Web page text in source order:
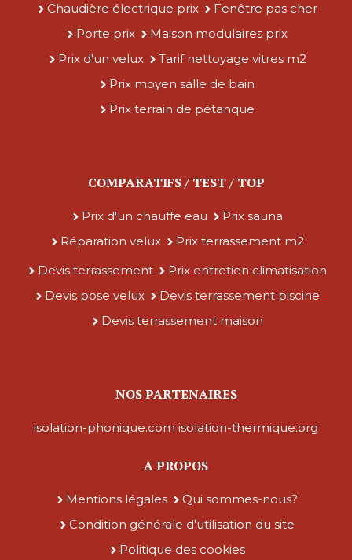
Chaudière électrique prix
Fenêtre pas cher
Porte prix
Maison modulaires prix
Prix d'un velux
Tarif nettoyage vitres m2
Prix moyen salle de bain
Prix terrain de pétanque
COMPARATIFS / TEST / TOP
Prix d'un chauffe eau
Prix sauna
Réparation velux
Prix terrassement m2
Devis terrassement
Prix entretien climatisation
Devis pose velux
Devis terrassement piscine
Devis terrassement maison
NOS PARTENAIRES
isolation-phonique.com isolation-thermique.org
A PROPOS
Mentions légales
Qui sommes-nous?
Condition générale d'utilisation du site
Politique des cookies